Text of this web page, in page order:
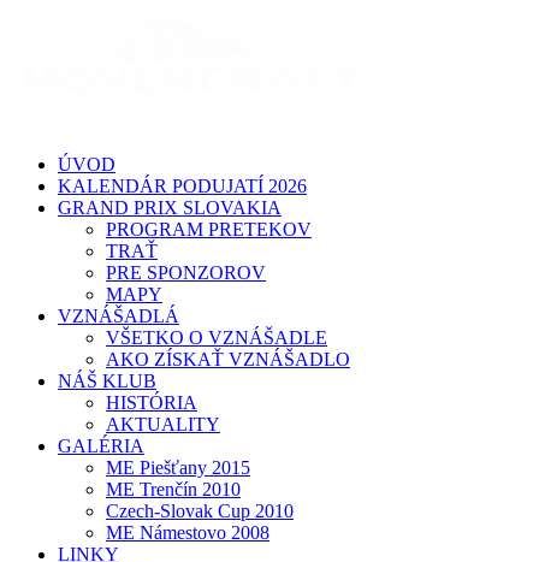
ÚVOD
KALENDÁR PODUJATÍ 2026
GRAND PRIX SLOVAKIA
PROGRAM PRETEKOV
TRAŤ
PRE SPONZOROV
MAPY
VZNÁŠADLÁ
VŠETKO O VZNÁŠADLE
AKO ZÍSKAŤ VZNÁŠADLO
NÁŠ KLUB
HISTÓRIA
AKTUALITY
GALÉRIA
ME Piešťany 2015
ME Trenčín 2010
Czech-Slovak Cup 2010
ME Námestovo 2008
LINKY